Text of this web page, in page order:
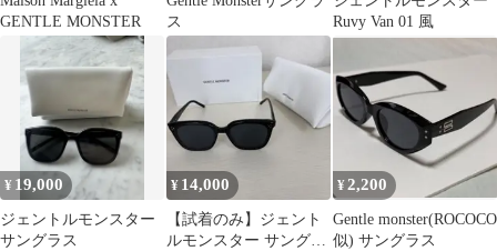
GENTLE MONSTER
ス
Ruvy Van 01 風
¥ 19,000
ジェントルモンスター
サングラス
¥ 14,000
【試着のみ】ジェント
ルモンスター サングラ
¥2,200
Gentle monster(ROCOCO
似) サングラス